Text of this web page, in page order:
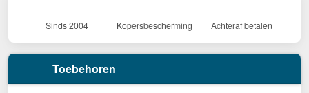
Sinds 2004 Kopersbescherming Achteraf betalen
Toebehoren